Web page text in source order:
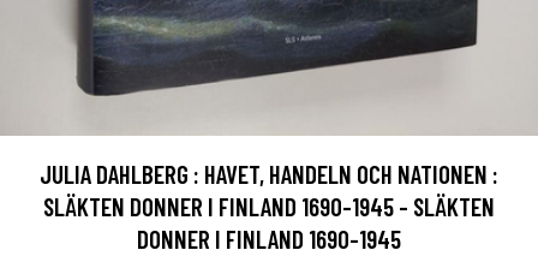
JULIA DAHLBERG : HAVET, HANDELN OCH NATIONEN :
SLÄKTEN DONNER I FINLAND 1690-1945 - SLÄKTEN
DONNER I FINLAND 1690-1945